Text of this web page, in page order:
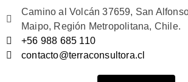
Camino al Volcán 37659, San
Maipo, Región Metropolitana, Chile.
+56 988 685 110
contacto@terraconsultora.cl